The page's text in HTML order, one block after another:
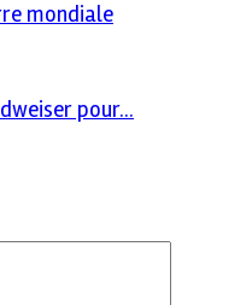
mondiale
pour...